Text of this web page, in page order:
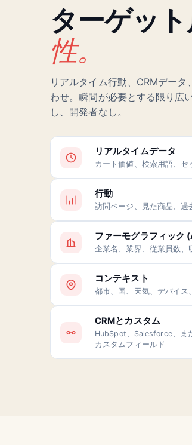
ターゲッ
性。
リアルタイム行動、CRMデー
わせ。瞬間が必要とする限り広
し、開発者なし。
リアルタイムデータ
カート価値、検索用語、
行動
訪問ページ、見た商品、過
ファーモグラフィック
企業名、業界、従業員数、
コンテキスト
都市、国、天気、デバイス
CRMとカスタム
HubSpot、Salesforce、ま
カスタムフィールド